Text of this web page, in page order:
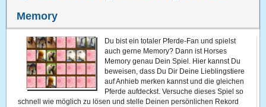
Memory
Du bist ein totaler Pferde-Fan und spielst
auch gerne Memory? Dann ist Horses
Memory genau Dein Spiel. Hier kannst Du
beweisen, dass Du Dir Deine Lieblingstiere
auf Anhieb merken kannst und die gleichen
Pferde aufdeckst. Versuche dieses Spiel so
schnell wie möglich zu lösen und stelle Deinen persönlichen Rekord